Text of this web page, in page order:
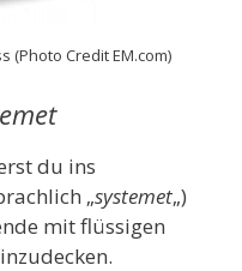
Credit EM.com)
du ins
„systemet„)
mit flüssigen